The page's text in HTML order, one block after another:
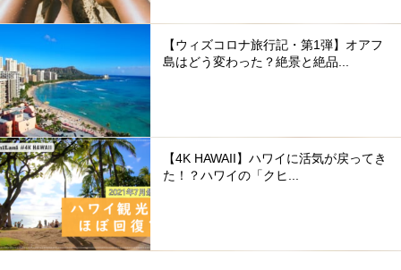
【ウィズコロナ旅行記・第1弾】オアフ
島はどう変わった？絶景と絶品...
【4K HAWAII】ハワイに活気が戻ってき
た！？ハワイの「クヒ...